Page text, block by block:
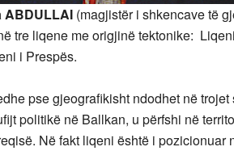
ABDULLAI (magjistër i shkencave të
tre liqene me origjinë tektonike:
i Prespës.
pse gjeografikisht ndodhet në
politikë në Ballkan, u përfshi në
Në fakt liqeni është i pozicionuar